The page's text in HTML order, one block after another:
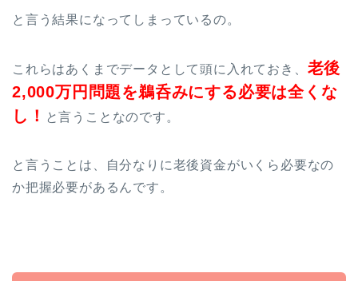
と言う結果になってしまっているの。
これらはあくまでデータとして頭に入れておき、 老後
2,000万円問題を鵜呑みにする必要は全くな
し！
と言うことなのです。
と言うことは、自分なりに老後資金がいくら必要なの
か把握必要があるんです。